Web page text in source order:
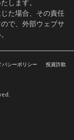
します。
た場合、その責任
で、外部ウェブサ
バシーポリシー
投資詐欺